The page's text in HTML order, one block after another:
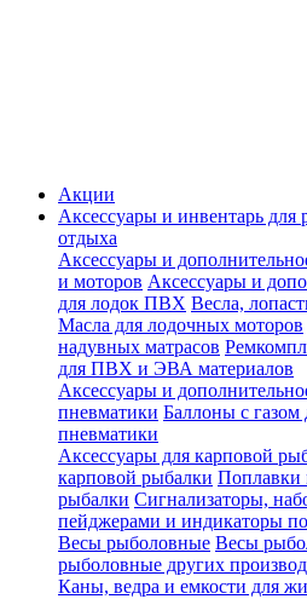
Акции
Аксессуары и инвентарь для
отдыха
Аксессуары и
и моторов Аксессуары и
для лодок ПВХ Весла,
Масла для лодочных моторов
надувных матрасов
для ПВХ и ЭВА материалов
Аксессуары и
пневматики Баллоны с газом
пневматики
Аксессуары для карповой
карповой рыбалки Поплавки
рыбалки Сигнализаторы,
пейджерами и индикаторы
Весы рыболовные Весы
рыболовные других
Каны, ведра и емкости для